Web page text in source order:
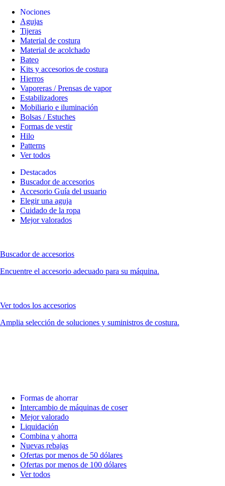
Nociones
Agujas
Tijeras
Material de costura
Material de acolchado
Bateo
Kits y accesorios de costura
Hierros
Vaporeras / Prensas de vapor
Estabilizadores
Mobiliario e iluminación
Bolsas / Estuches
Formas de vestir
Hilo
Patterns
Ver todos
Destacados
Buscador de accesorios
Accesorio Guía del usuario
Elegir una aguja
Cuidado de la ropa
Mejor valorados
Buscador de accesorios
Encuentre el accesorio adecuado para su máquina.
Ver todos los accesorios
Amplia selección de soluciones y suministros de costura.
Formas de ahorrar
Intercambio de máquinas de coser
Mejor valorado
Liquidación
Combina y ahorra
Nuevas rebajas
Ofertas por menos de 50 dólares
Ofertas por menos de 100 dólares
Ver todos